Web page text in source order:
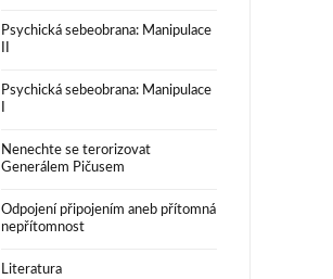
Psychická sebeobrana: Manipulace
Psychická sebeobrana: Manipulace
Nenechte se terorizovat
Generálem Pičusem
Odpojení připojením aneb přítomná
nepřítomnost
Literatura